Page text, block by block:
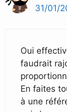
31/01/
Oui
faudrait
En faites
à une